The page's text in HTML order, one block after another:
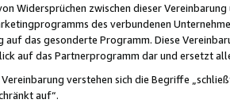
Widersprüchen zwischen dieser
des verbundenen
auf das gesonderte Programm. Diese
auf das Partnerprogramm dar und ersetzt
verstehen sich die Begriffe
auf“.